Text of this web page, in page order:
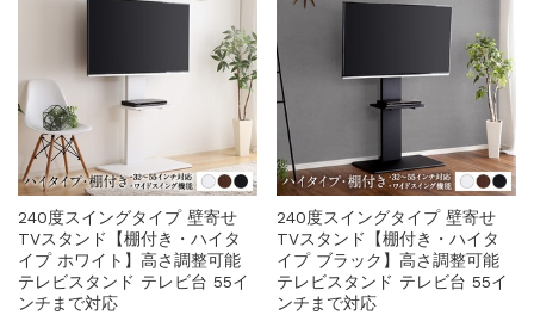
240度スイングタイプ 壁寄せ
TVスタンド【棚付き・ハイタ
イプ ホワイト】高さ調整可能
テレビスタンド テレビ台 55イ
ンチまで対応
240度スイングタイプ 壁寄せ
TVスタンド【棚付き・ハイタ
イプ ブラック】高さ調整可能
テレビスタンド テレビ台 55イ
ンチまで対応